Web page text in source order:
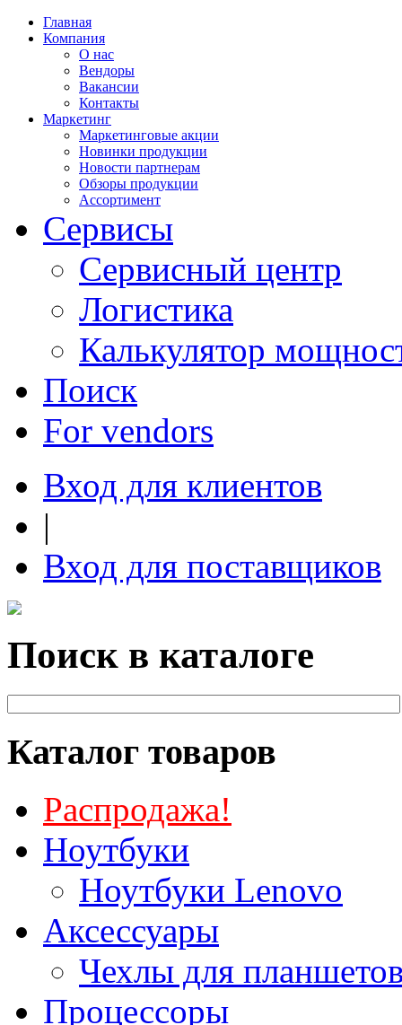
Главная
Компания
О нас
Вендоры
Вакансии
Контакты
Маркетинг
Маркетинговые акции
Новинки продукции
Новости партнерам
Обзоры продукции
Ассортимент
Сервисы
Сервисный центр
Логистика
Калькулятор
Поиск
For vendors
Вход для клиентов
|
Вход для поставщиков
Поиск в каталоге
Каталог товаров
Распродажа!
Ноутбуки
Ноутбуки Lenovo
Аксессуары
Чехлы для
Процессоры